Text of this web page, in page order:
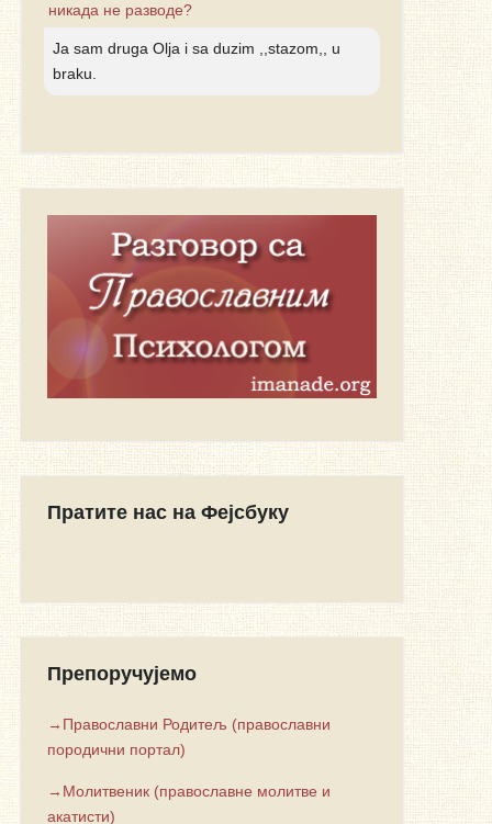
никада не разводе?
Ja sam druga Olja i sa duzim ,,stazom,, u
braku.
Пратите нас на Фејсбуку
Препоручујемо
→Православни Родитељ (православни
породични портал)
→Молитвеник (православне молитве и
акатисти)